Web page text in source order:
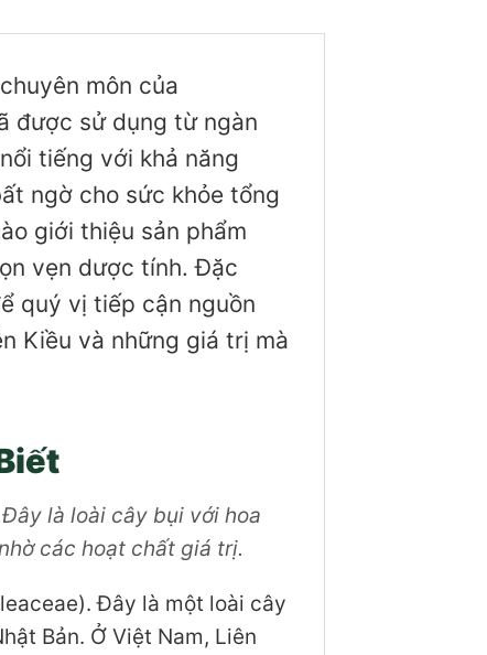
môn của
được sử dụng từ ngàn
tiếng với khả năng
ngờ cho sức khỏe tổng
giới thiệu sản phẩm
vẹn dược tính. Đặc
quý vị tiếp cận nguồn
Kiều và những giá trị mà
là loài cây bụi với hoa
các hoạt chất giá trị.
Đây là một loài cây
Bản. Ở Việt Nam, Liên